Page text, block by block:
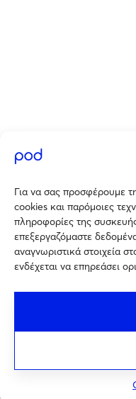
Για να σας προσφέρουμε
cookies και παρόμοιες
πληροφορίες της
επεξεργαζόμαστε
αναγνωριστικά στοιχεία
ενδέχεται να επηρεάσει